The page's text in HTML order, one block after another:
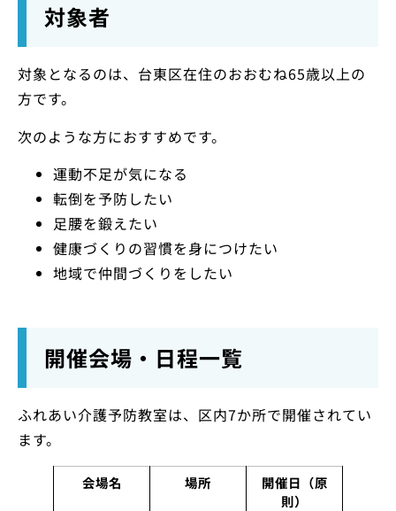
対象者
対象となるのは、台東区在住のおおむね65歳以上の
方です。
次のような方におすすめです。
運動不足が気になる
転倒を予防したい
足腰を鍛えたい
健康づくりの習慣を身につけたい
地域で仲間づくりをしたい
開催会場・日程一覧
ふれあい介護予防教室は、区内7か所で開催されてい
ます。
会場名 場所
開催日（原
則）